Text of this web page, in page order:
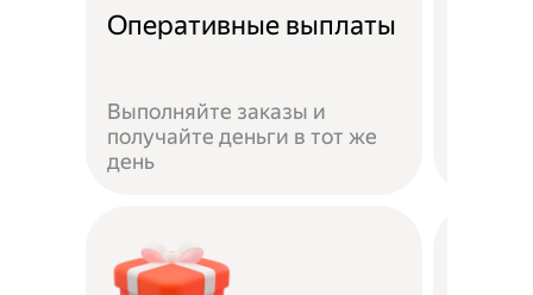
Оперативные выплаты
Выполняйте заказы и
получайте деньги в тот же
день